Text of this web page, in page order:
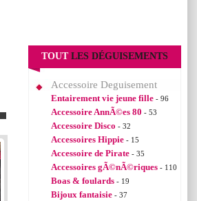
TOUT LES DÉGUISEMENTS
Accessoire Deguisement
Entairement vie jeune fille - 96
Accessoire AnnÃ©es 80 - 53
Accessoire Disco - 32
Accessoires Hippie - 15
Accessoire de Pirate - 35
Accessoires gÃ©nÃ©riques - 110
Boas & foulards - 19
Bijoux fantaisie - 37